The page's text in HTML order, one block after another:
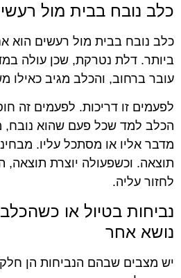
כלב נובח בבית מול
כלב נובח בבית מול רעשים הוא
ביותר. דלת נטרקת, שכן עולה
עובר ברחוב, והכלב מגיב כאילו
לפעמים זו דריכות. לפעמים זה
הכלב למד שכל פעם שהוא נובח,
מדבר אליו או מסתכל עליו.
תוצאה. וכשפעולה יוצרת תוצאה,
לחזור עליה.
נביחות בטיול או
נושא אחר
יש מצבים שבהם הנביחות הן